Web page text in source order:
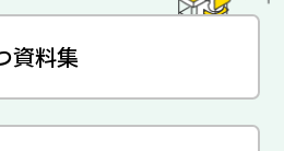
資料集